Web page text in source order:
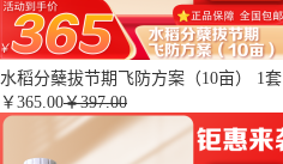
水稻分蘖拔节期飞防方案（10亩） 1套
￥ 365.00￥397.00